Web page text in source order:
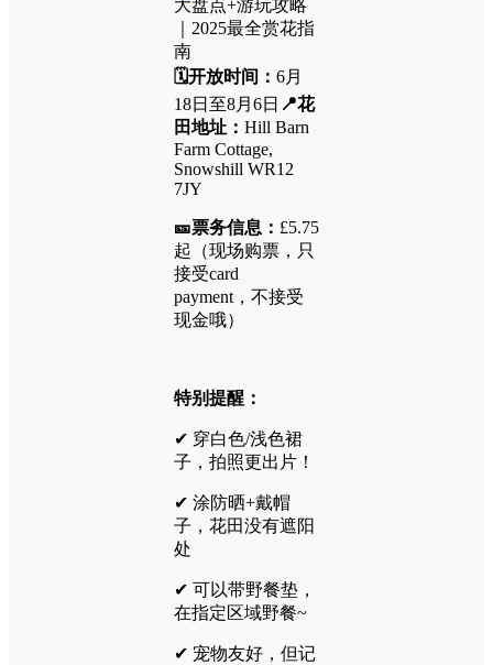
🗓️开放时间： 6月
18日至8月6日 📍花
田地址： Hill Barn
Farm Cottage,
Snowshill WR12
7JY
🎫票务信息： £5.75
起（现场购票，只
接受card
payment，不接受
现金哦）
特别提醒：
✔ 穿白色/浅色裙
子，拍照更出片！
✔ 涂防晒+戴帽
子，花田没有遮阳
处
✔ 可以带野餐垫，
在指定区域野餐~
✔ 宠物友好，但记